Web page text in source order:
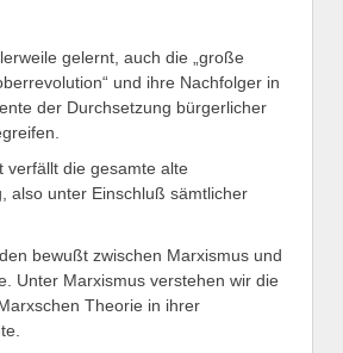
gelernt, auch die „große
und ihre Nachfolger in
der Durchsetzung bürgerlicher
verfällt die gesamte alte
also unter Einschluß sämtlicher
bewußt zwischen Marxismus und
Unter Marxismus verstehen wir die
Theorie in ihrer